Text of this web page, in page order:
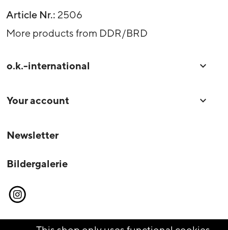
Article Nr.: 2506
More products from DDR/BRD
o.k.-international 
Your account 
Newsletter
Bildergalerie
Instagram